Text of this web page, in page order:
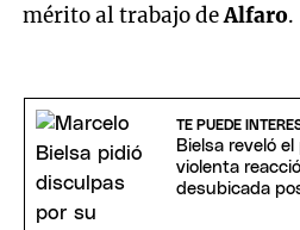
mérito al trabajo deAlfaro.
TE PUEDE
Bielsa reveló
violenta
desubicada